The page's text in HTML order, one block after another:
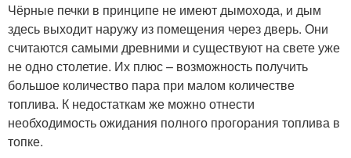
Чёрные печки в принципе не имеют дымохода, и дым
здесь выходит наружу из помещения через дверь. Они
считаются самыми древними и существуют на свете уже
не одно столетие. Их плюс – возможность получить
большое количество пара при малом количестве
топлива. К недостаткам же можно отнести
необходимость ожидания полного прогорания топлива в
топке.